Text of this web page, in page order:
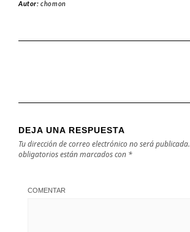
Autor:chomon
DEJA UNA RESPUESTA
Tu dirección de correo electrónico no será publicada.
obligatorios están marcados con *
COMENTAR